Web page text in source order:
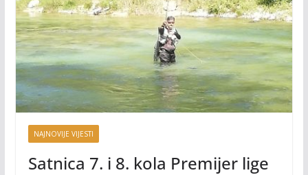
NAJNOVIJE VIJESTI
Satnica 7. i 8. kola Premijer lige